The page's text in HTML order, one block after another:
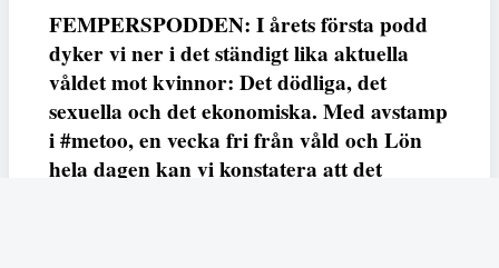
FEMPERSPODDEN: I årets första podd
dyker vi ner i det ständigt lika aktuella
våldet mot kvinnor: Det dödliga, det
sexuella och det ekonomiska. Med avstamp
i #metoo, en vecka fri från våld och Lön
hela dagen kan vi konstatera att det